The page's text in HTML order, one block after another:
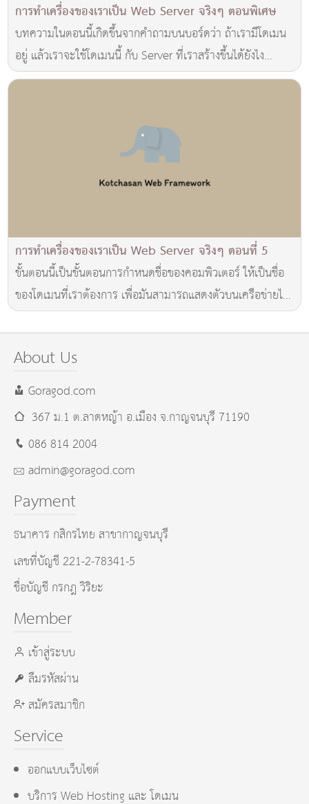
การทำเครื่องของเราเป็น Web Server จริงๆ ตอนพิเศษ
บทความในตอนนี้เกิดขึ้นจากคำถามบนบอร์ดว่า ถ้าเรามีโดเมน
อยู่ แล้วเราจะใช้โดเมนนี้ กับ Server ที่เราสร้างขึ้นได้ยังไง
เนื่องจาก โดเมนที่ได้มาอาจจะยังไม่
การทำเครื่องของเราเป็น Web Server จริงๆ ตอนที่ 5
ขั้นตอนนี้เป็นขั้นตอนการกำหนดชื่อของคอมพิวเตอร์ ให้เป็นชื่อ
ของโดเมนที่เราต้องการ เพื่อมันสามารถแสดงตัวบนเครือข่ายได้
อย่างถูกต้อง โดยที่ไม่ต้องไปกำหนด
About Us
Goragod.com
367 ม.1 ต.ลาดหญ้า อ.เมืองจ.กาญจนบุรี 71190
086 814 2004
admin@goragod.com
Payment
ธนาคาร กสิกรไทย สาขากาญจนบุรี
เลขที่บัญชี 221-2-78341-5
ชื่อบัญชี กรกฎ วิริยะ
Member
เข้าสู่ระบบ
ลืมรหัสผ่าน
สมัครสมาชิก
Service
ออกแบบเว็บไซต์
บริการ Web Hosting และ โดเมน